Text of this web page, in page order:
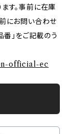
す。事前に在庫
にお問い合わせ
番」をご記載のう
official-ec